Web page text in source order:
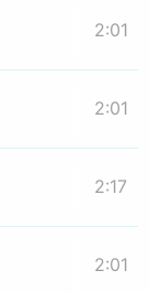
2:01
2:01
2:17
2:01